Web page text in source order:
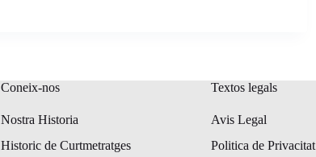
Coneix-nos
Nostra Historia
Historic de Curtmetratges
Textos legals
Avis Legal
Politica de Privacitat